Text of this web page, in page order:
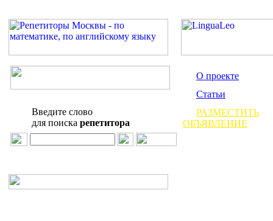
Введите слово
для поиска репетитора
О проекте
Статьи
РАЗМЕСТИТЬ
ОБЪЯВЛЕНИЕ